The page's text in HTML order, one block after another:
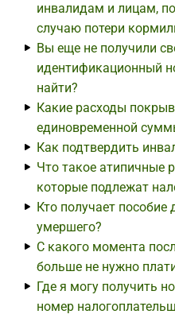
инвалидам и лицам,
случаю потери
Вы еще не получили
идентификационный
найти?
Какие расходы
единовременной
Как подтвердить
Что такое атипичные
которые подлежат
Кто получает пособие
умершего?
С какого момента
больше не нужно
Где я могу получить
номер